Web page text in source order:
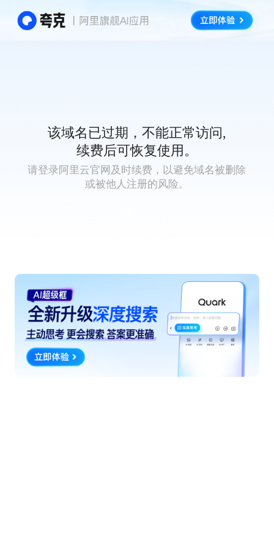
该域名已过期，不能正常访问,
续费后可恢复使用。
请登录阿里云官网及时续费，以避免域名被删除
或被他人注册的风险。